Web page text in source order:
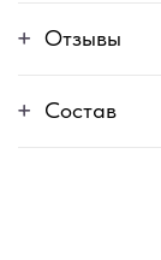
Отзывы
Состав